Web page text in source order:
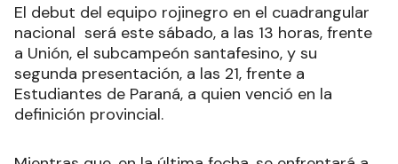
El debut del equipo rojinegro en el cuadrangular
nacional será este sábado, a las 13 horas, frente
a Unión, el subcampeón santafesino, y su
segunda presentación, a las 21, frente a
Estudiantes de Paraná, a quien venció en la
definición provincial.